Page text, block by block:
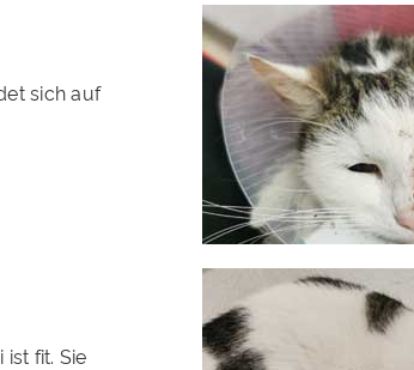
sich auf
fit. Sie